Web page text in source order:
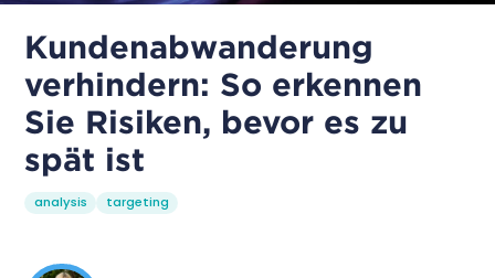
Kundenabwanderung
verhindern: So erkennen
Sie Risiken, bevor es zu
spät ist
analysis targeting